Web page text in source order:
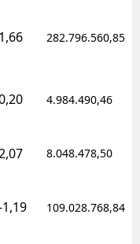
1,66 282.796.560,85
4.984.490,46
8.048.478,50
109.028.768,84